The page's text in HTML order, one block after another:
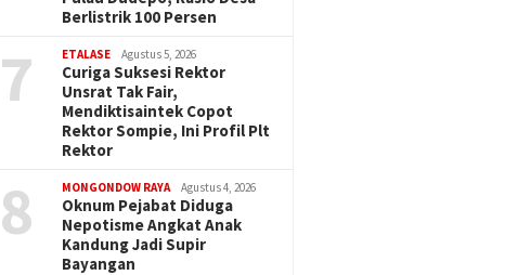
Berlistrik 100 Persen
7 ETALASE Agustus 5, 2026
Curiga Suksesi Rektor
Unsrat Tak Fair,
Mendiktisaintek Copot
Rektor Sompie, Ini Profil Plt
Rektor
8 MONGONDOW RAYA Agustus 4, 2026
Oknum Pejabat Diduga
Nepotisme Angkat Anak
Kandung Jadi Supir
Bayangan